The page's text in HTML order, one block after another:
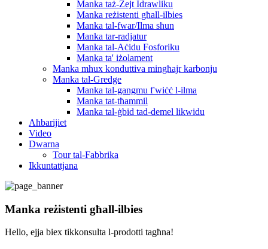
Manka taż-Żejt Idrawliku
Manka reżistenti għall-ilbies
Manka tal-fwar/Ilma sħun
Manka tar-radjatur
Manka tal-Aċidu Fosforiku
Manka ta' iżolament
Manka mhux konduttiva mingħajr karbonju
Manka tal-Gredge
Manka tal-gangmu f'wiċċ l-ilma
Manka tat-tħammil
Manka tal-ġbid tad-demel likwidu
Aħbarijiet
Video
Dwarna
Tour tal-Fabbrika
Ikkuntattjana
Manka reżistenti għall-ilbies
Hello, ejja biex tikkonsulta l-prodotti tagħna!